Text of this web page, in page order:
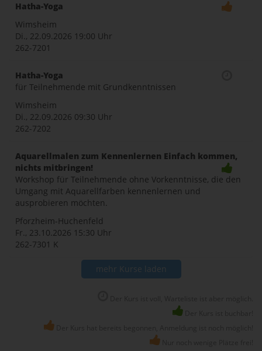
Hatha-Yoga
Wimsheim
Di., 22.09.2026 19:00 Uhr
262-7201
Hatha-Yoga
für Teilnehmende mit Grundkenntnissen
Wimsheim
Di., 22.09.2026 09:30 Uhr
262-7202
Aquarellmalen zum Kennenlernen Einfach kommen,
nichts mitbringen!
Workshop für Teilnehmende ohne Vorkenntnisse, die den
Umgang mit Aquarellfarben kennenlernen und
ausprobieren möchten.
Pforzheim-Huchenfeld
Fr., 23.10.2026 15:30 Uhr
262-7301 K
mehr Kurse laden